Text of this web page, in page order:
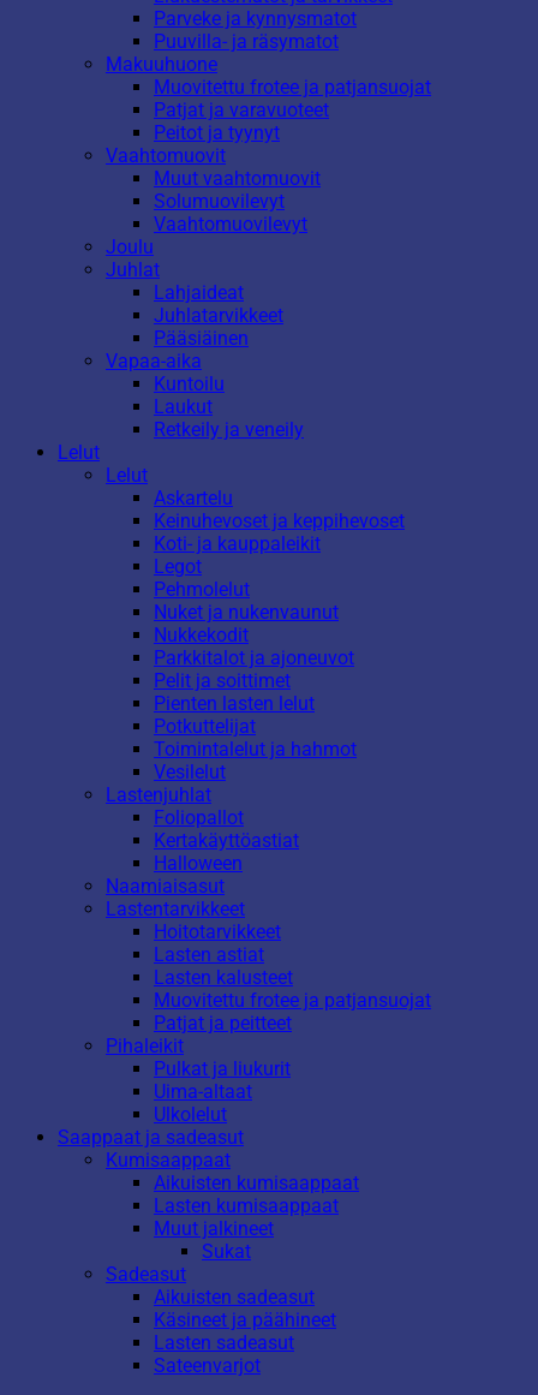
Parveke ja kynnysmatot
Puuvilla- ja räsymatot
Makuuhuone
Muovitettu frotee ja patjansuojat
Patjat ja varavuoteet
Peitot ja tyynyt
Vaahtomuovit
Muut vaahtomuovit
Solumuovilevyt
Vaahtomuovilevyt
Joulu
Juhlat
Lahjaideat
Juhlatarvikkeet
Pääsiäinen
Vapaa-aika
Kuntoilu
Laukut
Retkeily ja veneily
Lelut
Lelut
Askartelu
Keinuhevoset ja keppihevoset
Koti- ja kauppaleikit
Legot
Pehmolelut
Nuket ja nukenvaunut
Nukkekodit
Parkkitalot ja ajoneuvot
Pelit ja soittimet
Pienten lasten lelut
Potkuttelijat
Toimintalelut ja hahmot
Vesilelut
Lastenjuhlat
Foliopallot
Kertakäyttöastiat
Halloween
Naamiaisasut
Lastentarvikkeet
Hoitotarvikkeet
Lasten astiat
Lasten kalusteet
Muovitettu frotee ja patjansuojat
Patjat ja peitteet
Pihaleikit
Pulkat ja liukurit
Uima-altaat
Ulkolelut
Saappaat ja sadeasut
Kumisaappaat
Aikuisten kumisaappaat
Lasten kumisaappaat
Muut jalkineet
Sukat
Sadeasut
Aikuisten sadeasut
Käsineet ja päähineet
Lasten sadeasut
Sateenvarjot